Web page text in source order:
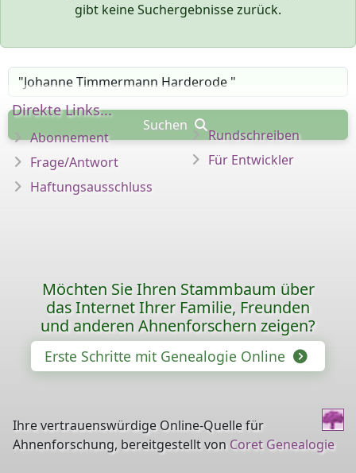
gibt keine Suchergebnisse zurück.
Suchen
Direkte Links...
Abonnement
Frage/Antwort
Haftungsausschluss
Rundschreiben
Für Entwickler
Möchten Sie Ihren Stammbaum über
das Internet Ihrer Familie, Freunden
und anderen Ahnenforschern zeigen?
Erste Schritte mit Genealogie Online
Ihre vertrauenswürdige Online-Quelle für
Ahnenforschung, bereitgestellt von Coret Genealogie